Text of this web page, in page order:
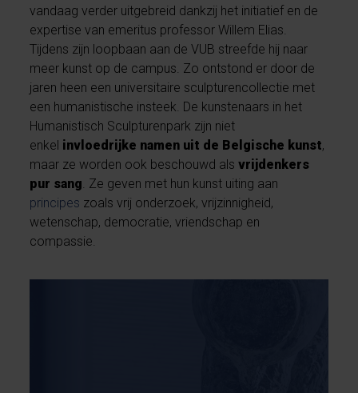
vandaag verder uitgebreid dankzij het initiatief en de
expertise van emeritus professor Willem Elias.
Tijdens zijn loopbaan aan de VUB streefde hij naar
meer kunst op de campus. Zo ontstond er door de
jaren heen een universitaire sculpturencollectie met
een humanistische insteek. De kunstenaars in het
Humanistisch Sculpturenpark zijn niet
enkel invloedrijke namen uit de Belgische kunst,
maar ze worden ook beschouwd alsvrijdenkers
pur sang . Ze geven met hun kunst uiting aan
principes zoals vrij onderzoek, vrijzinnigheid,
wetenschap, democratie, vriendschap en
compassie.